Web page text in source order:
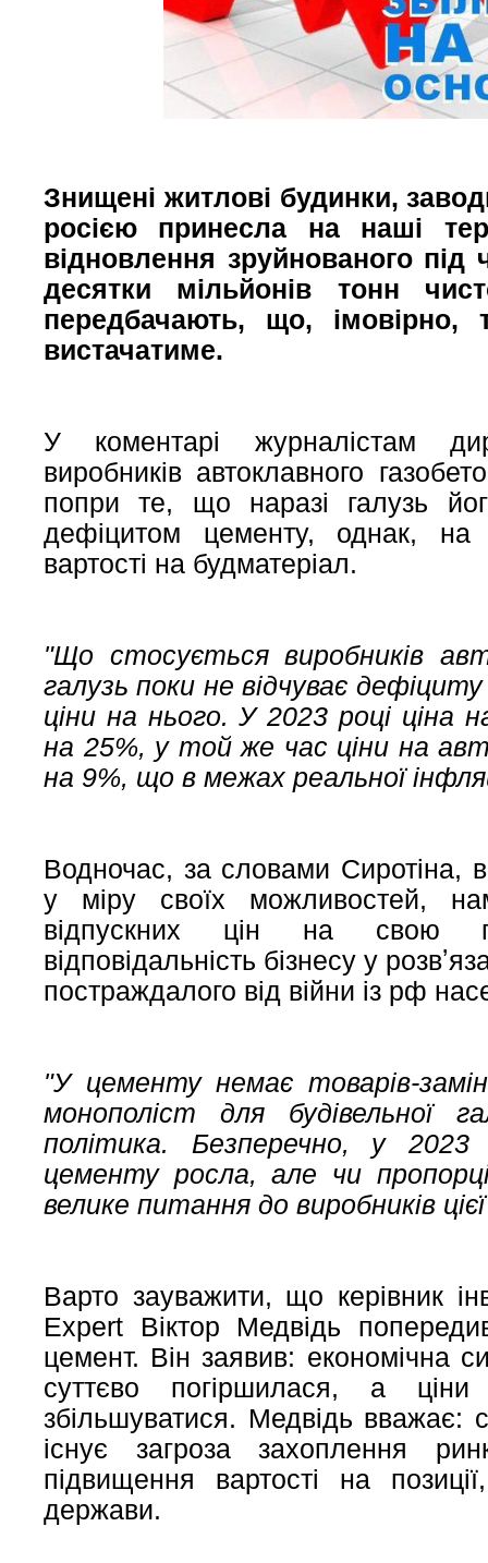
Знищені житлові будинки,
росією принесла на наші
відновлення зруйнованого під
десятки мільйонів тонн
передбачають, що, імовірно,
вистачатиме.
У коментарі журналістам
виробників автоклавного
попри те, що наразі галузь
дефіцитом цементу, однак,
вартості на будматеріал.
"Що стосується виробників
галузь поки не відчуває
ціни на нього. У 2023 році ціна
на 25%, у той же час ціни на
на 9%, що в межах реальної
Водночас, за словами Сиротіна,
у міру своїх можливостей,
відпускних цін на свою
відповідальність бізнесу у
постраждалого від війни із рф
"У цементу немає товарів-
монополіст для будівельної
політика. Безперечно, у 2023
цементу росла, але чи
велике питання до виробників цієї
Варто зауважити, що керівник
Expert Віктор Медвідь
цемент. Він заявив: економічна
суттєво погіршилася, а
збільшуватися. Медвідь вважає:
існує загроза захоплення
підвищення вартості на
держави.